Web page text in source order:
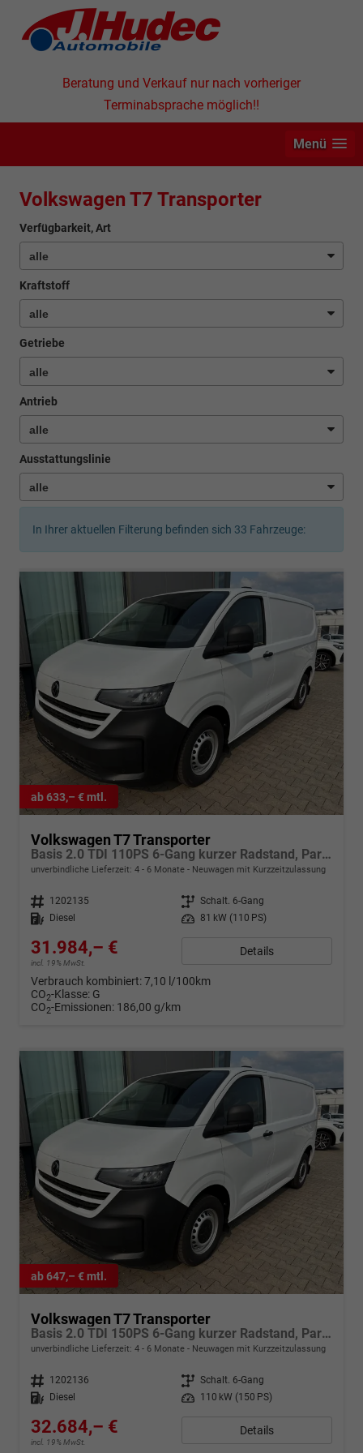
Beratung und Verkauf nur nach vorheriger
Terminabsprache möglich!!
Menü
Volkswagen T7 Transporter
Verfügbarkeit, Art
Kraftstoff
Getriebe
Antrieb
Ausstattungslinie
In Ihrer aktuellen Filterung befinden sich 33 Fahrzeuge:
ab 633,– € mtl.
Volkswagen T7 Transporter
Basis 2.0 TDI 110PS 6-Gang kurzer Radstand, Parksensoren hinten, Tempomat, Zentralverriegelung + Keyless Start, Radio 13" Wireless App-Connect, Schiebetüre rechts, Heckklappe
unverbindliche Lieferzeit: 4 - 6 Monate Neuwagen mit Kurzzeitzulassung
Fahrzeugnr. 1202135 Getriebe Schalt. 6-Gang
Kraftstoff
Diesel Leistung 81 kW (110 PS)
31.984,– €
incl. 19% MwSt.
Details
Verbrauch kombiniert:7,10 l/100km
CO2-Klasse: G
CO2-Emissionen: 186,00 g/km
ab 647,– € mtl.
Volkswagen T7 Transporter
Basis 2.0 TDI 150PS 6-Gang kurzer Radstand, Parksensoren hinten, Tempomat, Zentralverriegelung + Keyless Start, Radio 13" Wireless App-Connect, Schiebetüre rechts, Heckklappe
unverbindliche Lieferzeit: 4 - 6 Monate Neuwagen mit Kurzzeitzulassung
Fahrzeugnr. 1202136 Getriebe Schalt. 6-Gang
Kraftstoff
Diesel Leistung 110 kW (150 PS)
32.684,– €
incl. 19% MwSt.
Details